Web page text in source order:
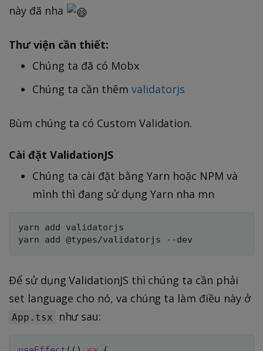
này đã nha
Thư viện cần thiết:
Chúng ta đã có Mobx
Chúng ta cần thêm validatorjs
Bùm chúng ta có Custom Validation.
Cài đặt ValidationJS
Chúng ta cài đặt bằng Yarn hoặc NPM và
mình thì đang sử dụng Yarn nha mn
yarn add validatorjs
Để sử dụng ValidationJS thì chúng ta cần phải
set language cho nó, va chúng ta làm điều này ở
App.tsx như sau: